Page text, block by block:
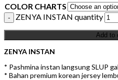
COLOR CHARTS
ZENYA INSTAN quantity
Add to
ZENYA INSTAN
* Pashmina instan langsung SLUP
* Bahan premium korean jersey